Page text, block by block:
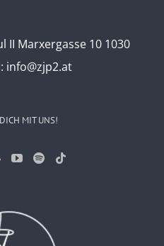
II Marxergasse 10 1030
info@zjp2.at
MIT UNS!